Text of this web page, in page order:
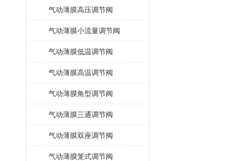
气动薄膜高压调节阀
气动薄膜小流量调节阀
气动薄膜低温调节阀
气动薄膜高温调节阀
气动薄膜角型调节阀
气动薄膜三通调节阀
气动薄膜双座调节阀
气动薄膜笼式调节阀